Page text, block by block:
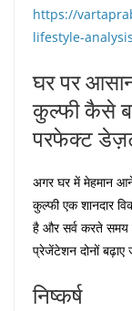
https://
lifestyle-
घर पर
कुल्फी कैसे
परफेक्ट
अगर घर में मेहमान आने
कुल्फी एक शानदार
है और सर्व करते
प्रेजेंटेशन दोनों
निष्कर्ष